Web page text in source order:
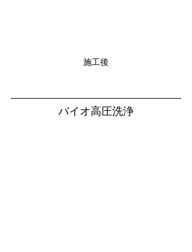
施工後
バイオ高圧洗浄